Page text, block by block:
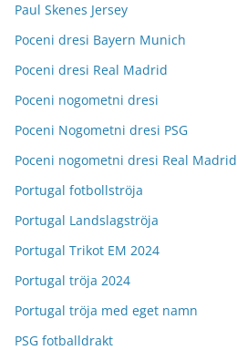
Paul Skenes Jersey
Poceni dresi Bayern Munich
Poceni dresi Real Madrid
Poceni nogometni dresi
Poceni Nogometni dresi PSG
Poceni nogometni dresi Real Madrid
Portugal fotbollströja
Portugal Landslagströja
Portugal Trikot EM 2024
Portugal tröja 2024
Portugal tröja med eget namn
PSG fotballdrakt